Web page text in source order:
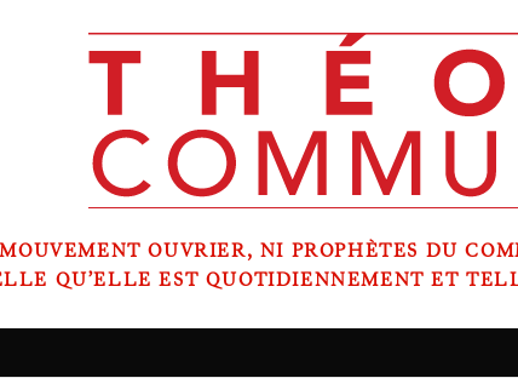
OUVRIER, NI PROPHÈTES DU
QU’ELLE EST QUOTIDIENNEMENT ET